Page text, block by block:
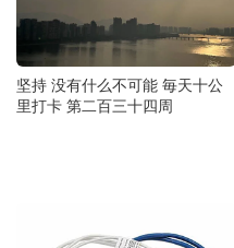
坚持 没有什么不可能 毎天十公
里打卡 第二百三十四周